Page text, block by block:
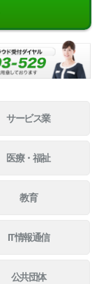
サービス業
医療・福祉
教育
IT情報通信
公共団体